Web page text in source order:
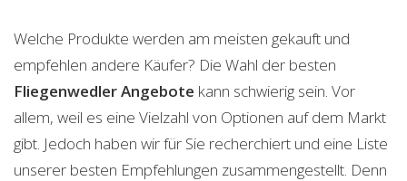
Welche Produkte werden am meisten gekauft und
empfehlen andere Käufer? Die Wahl der besten
FliegenwedlerAngebote kann schwierig sein. Vor
allem, weil es eine Vielzahl von Optionen auf dem Markt
gibt. Jedoch haben wir für Sie recherchiert und eine Liste
unserer besten Empfehlungen zusammengestellt. Denn